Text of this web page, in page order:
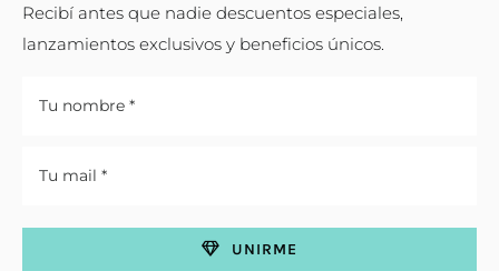
Recibí antes que nadie descuentos especiales,
lanzamientos exclusivos y beneficios únicos.
UNIRME